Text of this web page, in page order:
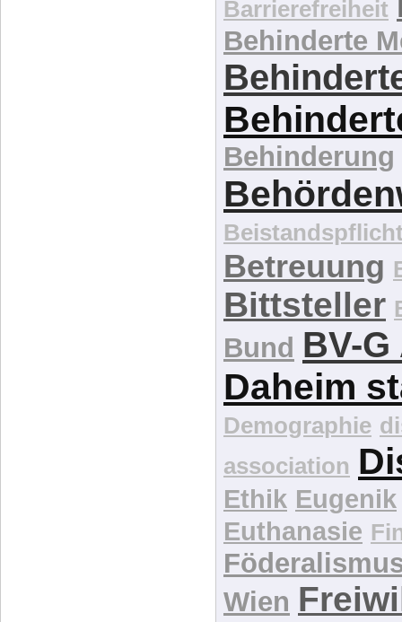
Barrierefreiheit
Behinderte
Behinderung
Betreuung
Bittsteller
Bund BV-
Daheim
Demographie
association
Ethik Eugenik
Euthanasie
Wien